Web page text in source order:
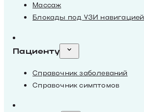
Массаж
Блокады под УЗИ навигацией
Пациенту
Справочник заболеваний
Справочник симптомов